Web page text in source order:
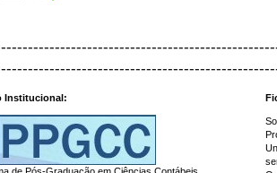
Institucional: